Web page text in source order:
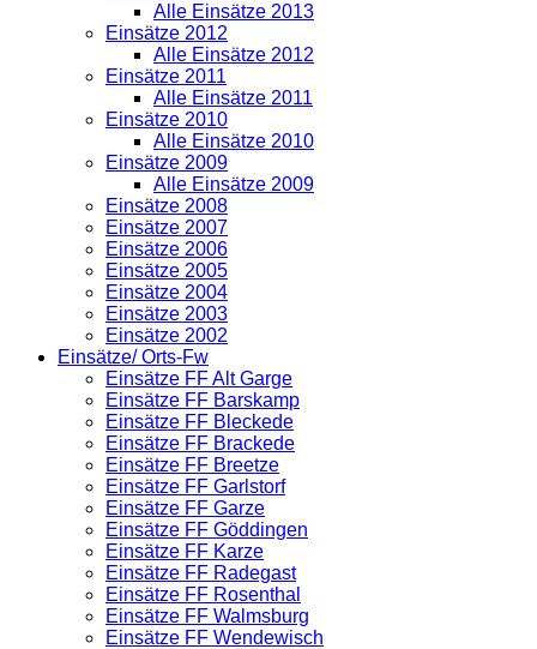
Alle Einsätze 2013
Einsätze 2012
Alle Einsätze 2012
Einsätze 2011
Alle Einsätze 2011
Einsätze 2010
Alle Einsätze 2010
Einsätze 2009
Alle Einsätze 2009
Einsätze 2008
Einsätze 2007
Einsätze 2006
Einsätze 2005
Einsätze 2004
Einsätze 2003
Einsätze 2002
Einsätze/ Orts-Fw
Einsätze FF Alt Garge
Einsätze FF Barskamp
Einsätze FF Bleckede
Einsätze FF Brackede
Einsätze FF Breetze
Einsätze FF Garlstorf
Einsätze FF Garze
Einsätze FF Göddingen
Einsätze FF Karze
Einsätze FF Radegast
Einsätze FF Rosenthal
Einsätze FF Walmsburg
Einsätze FF Wendewisch